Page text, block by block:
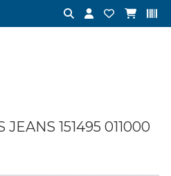
151495 011000